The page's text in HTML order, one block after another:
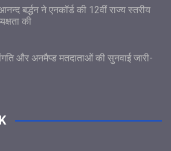
बर्द्धन ने एनकॉर्ड की 12वीं राज्य स्तरीय
की
और अनमैप्ड मतदाताओं की सुनवाई जारी-